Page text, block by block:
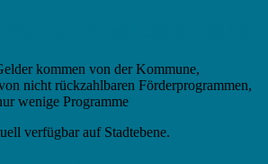
kommen von der Kommune,
nicht rückzahlbaren Förderprogrammen,
wenige Programme
verfügbar auf Stadtebene.